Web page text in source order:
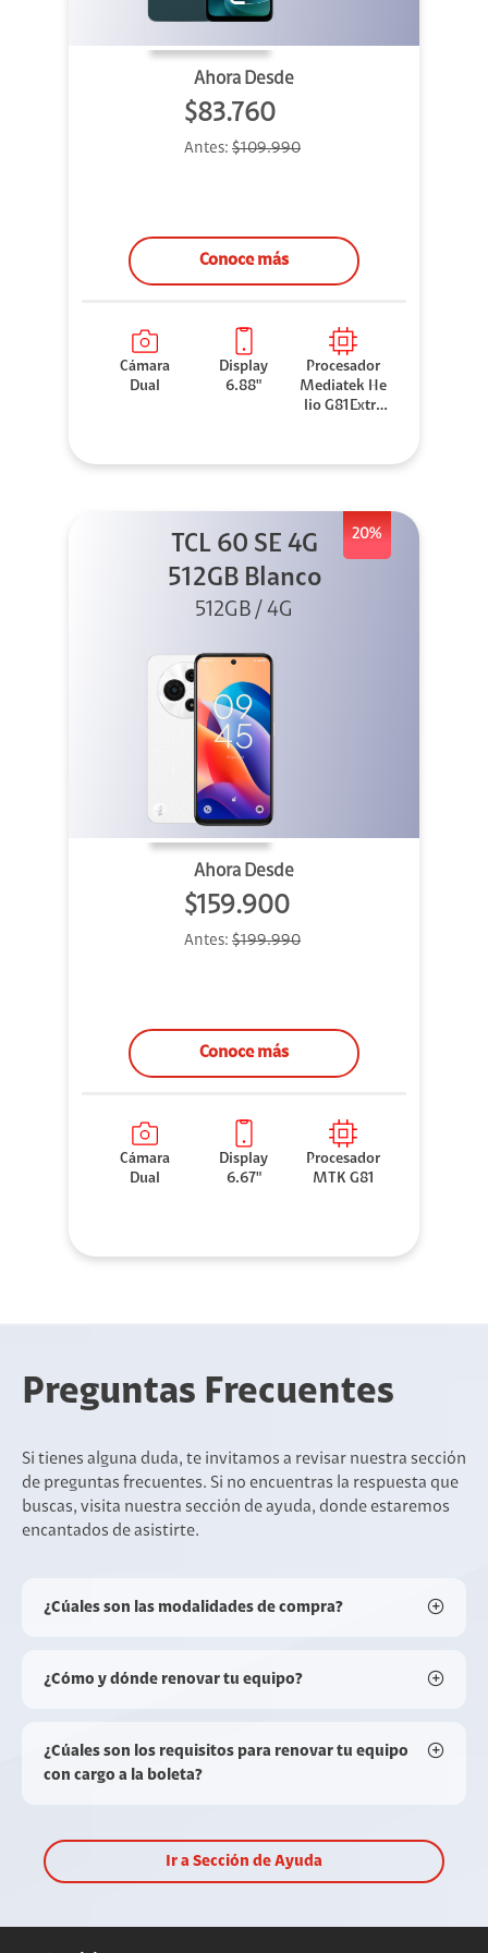
Ahora Desde
$83.760
Antes: $109.990
Conoce más
Cámara
Dual
Display
6.88"
Procesador
Mediatek He
lio G81Extre
20%
TCL 60 SE 4G
512GB Blanco
512GB / 4G
Ahora Desde
$159.900
Antes: $199.990
Conoce más
Cámara
Dual
Display
6.67"
Procesador
MTK G81
Preguntas Frecuentes
Si tienes alguna duda, te invitamos a revisar nuestra sección
de preguntas frecuentes. Si no encuentras la respuesta que
buscas, visita nuestra sección de ayuda, donde estaremos
encantados de asistirte.
¿Cúales son las modalidades de compra?
¿Cómo y dónde renovar tu equipo?
¿Cúales son los requisitos para renovar tu equipo
con cargo a la boleta?
Ir a Sección de Ayuda